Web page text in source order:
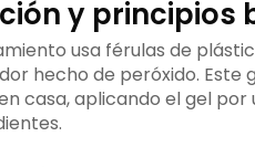
y principios
usa férulas de
hecho de peróxido. Este
casa, aplicando el gel